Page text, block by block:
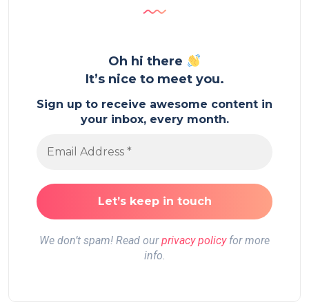
Oh hi there
It’s nice to meet you.
Sign up to receive awesome content in
your inbox, every month.
We don’t spam! Read ourprivacy policyfor more
info.